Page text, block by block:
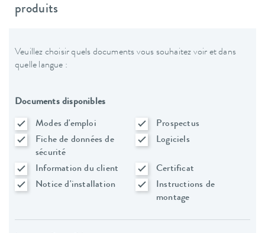
produits
Veuillez choisir quels documents vous souhaitez voir et dans
quelle langue :
Documents disponibles
Modes d'emploi
Prospectus
Fiche de données de
sécurité
Logiciels
Information du client
Certificat
Notice d'installation
Instructions de
montage